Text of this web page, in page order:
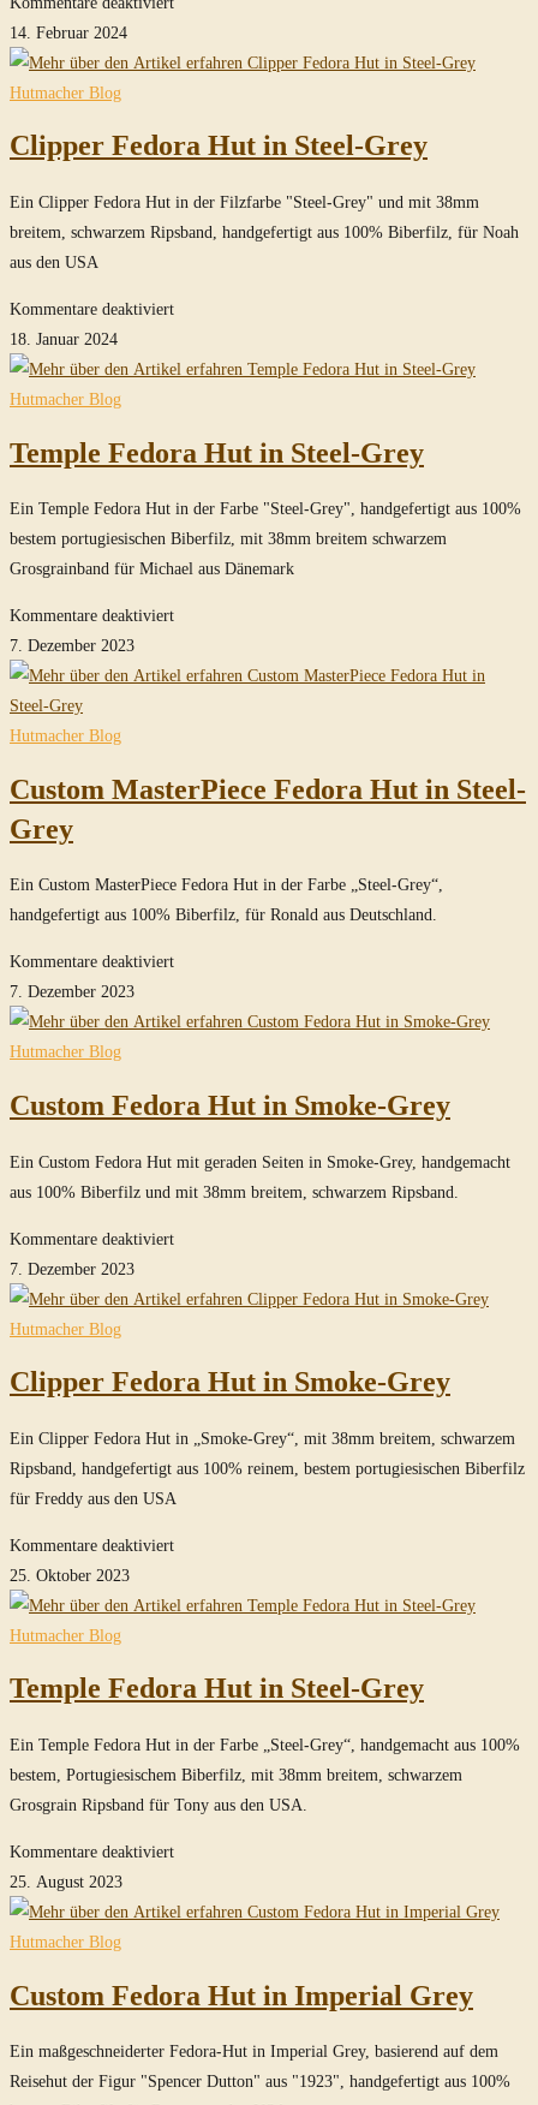
Fedora
Steel-
14. Februar 2024
Hutmacher Blog
Clipper Fedora Hut in Steel-Grey
Ein Clipper Fedora Hut in der Filzfarbe "Steel-Grey" und mit 38mm
breitem, schwarzem Ripsband, handgefertigt aus 100% Biberfilz, für Noah
aus den USA
Kommentare deaktiviertfür
Fedora
Steel-
18. Januar 2024
Hutmacher Blog
Temple Fedora Hut in Steel-Grey
Ein Temple Fedora Hut in der Farbe "Steel-Grey", handgefertigt aus 100%
bestem portugiesischen Biberfilz, mit 38mm breitem schwarzem
Grosgrainband für Michael aus Dänemark
Kommentare deaktiviertfür
Fedora
Grey
7. Dezember 2023
Hutmacher Blog
Custom MasterPiece Fedora Hut in Steel-
Grey
Ein Custom MasterPiece Fedora Hut in der Farbe „Steel-Grey“,
handgefertigt aus 100% Biberfilz, für Ronald aus Deutschland.
Kommentare deaktiviertfür
MasterPiece
in
Grey
7. Dezember 2023
Hutmacher Blog
Custom Fedora Hut in Smoke-Grey
Ein Custom Fedora Hut mit geraden Seiten in Smoke-Grey, handgemacht
aus 100% Biberfilz und mit 38mm breitem, schwarzem Ripsband.
Kommentare deaktiviertfür
Fedora
Smoke-
7. Dezember 2023
Hutmacher Blog
Clipper Fedora Hut in Smoke-Grey
Ein Clipper Fedora Hut in „Smoke-Grey“, mit 38mm breitem, schwarzem
Ripsband, handgefertigt aus 100% reinem, bestem portugiesischen Biberfilz
für Freddy aus den USA
Kommentare deaktiviertfür
Fedora
Grey
25. Oktober 2023
Hutmacher Blog
Temple Fedora Hut in Steel-Grey
Ein Temple Fedora Hut in der Farbe „Steel-Grey“, handgemacht aus 100%
bestem, Portugiesischem Biberfilz, mit 38mm breitem, schwarzem
Grosgrain Ripsband für Tony aus den USA.
Kommentare deaktiviertfür
Fedora
Steel-
25. August 2023
Hutmacher Blog
Custom Fedora Hut in Imperial Grey
Ein maßgeschneiderter Fedora-Hut in Imperial Grey, basierend auf dem
Reisehut der Figur "Spencer Dutton" aus "1923", handgefertigt aus 100%